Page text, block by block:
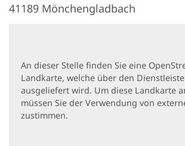
41189 Mönchengladbach
An dieser Stelle finden Sie eine
Landkarte, welche über den
ausgeliefert wird. Um diese Landkarte
müssen Sie der Verwendung von
zustimmen.